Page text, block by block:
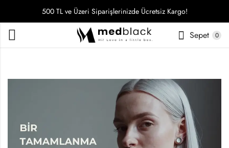
500 TL ve Üzeri Siparişlerinizde Ücretsiz Kargo!
Sepet 0